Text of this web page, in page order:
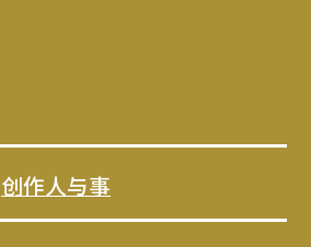
创作人与事